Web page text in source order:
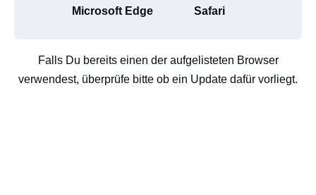
Microsoft Edge Safari
Falls Du bereits einen der aufgelisteten Browser
verwendest, überprüfe bitte ob ein Update dafür vorliegt.